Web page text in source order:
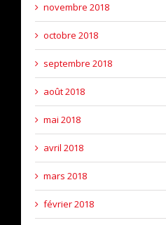
novembre 2018
octobre 2018
septembre 2018
août 2018
mai 2018
avril 2018
mars 2018
février 2018